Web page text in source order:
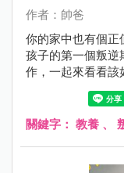
作者：帥爸
你的家中也有個正
孩子的第一個叛逆
作，一起來看看該
關鍵字： 教養 、